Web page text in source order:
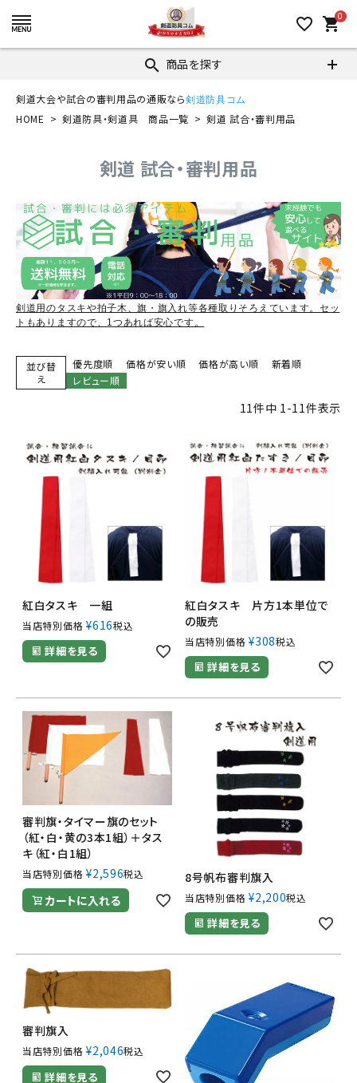
favorite_border 0
shopping_cart
search 商品を探す
剣道大会や試合の審判用品の通販なら剣道防具コム
HOME 剣道防具・剣道具 商品一覧 剣道 試合・審判用品
剣道 試合・審判用品
剣道用のタスキや拍子木、旗・旗入れ等各種取りそろえています。セッ
トもありますので、1つあれば安心です。
並び替
え
優先度順 価格が安い順 価格が高い順
新着順
レビュー順
11件中 1 -11件表示
紅白タスキ 一組
当店特別価格 ¥616税込
詳細を見る
紅白タスキ 片方1本単位で
の販売
当店特別価格 ¥308税込
詳細を見る
審判旗・タイマー旗のセット
（紅・白・黄の3本1組）＋タス
キ（紅・白1組）
当店特別価格 ¥2,596税込
カートに入れる
8号帆布審判旗入
当店特別価格 ¥2,200税込
詳細を見る
審判旗入
当店特別価格 ¥2,046税込
詳細を見る